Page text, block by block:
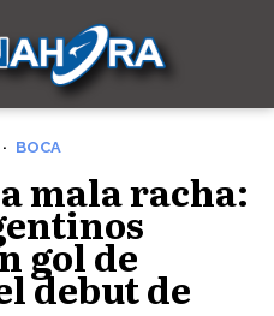
BOCA
mala racha:
gol de
debut de